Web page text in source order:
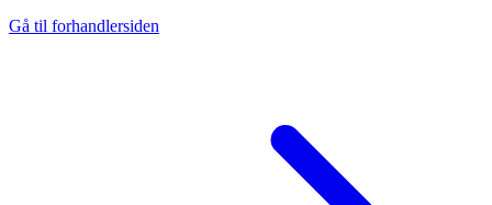
Gå til forhandlersiden